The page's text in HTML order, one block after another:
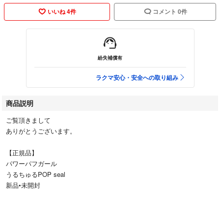
いいね 4件 コメント 0件
紛失補償有
ラクマ安心・安全への取り組み
商品説明
ご覧頂きまして
ありがとうございます。
【正規品】
パワーパフガール
うるちゅるPOP seal
新品•未開封